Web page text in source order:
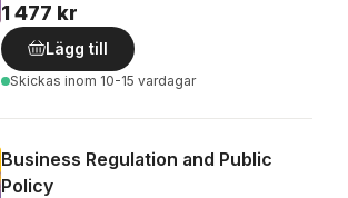
1 477 kr
Lägg till
Skickas inom 10-15 vardagar
Business Regulation and Public
Policy